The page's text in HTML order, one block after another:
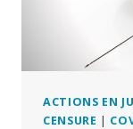
ACTIONS EN
CENSURE |